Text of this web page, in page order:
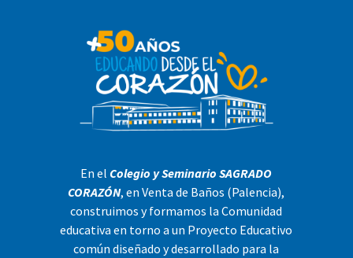
En el Colegio y Seminario SAGRADO
CORAZÓN, en Venta de Baños (Palencia),
construimos y formamos la Comunidad
educativa en torno a un Proyecto Educativo
común diseñado y desarrollado para la